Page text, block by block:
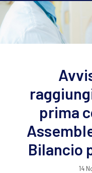
Home
L’ordine
Ambito
FAQ
Contattiprima
Bilancio
14